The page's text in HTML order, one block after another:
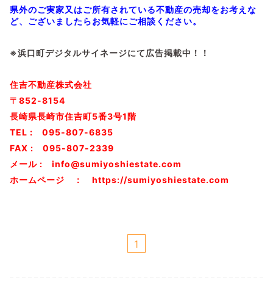
県外のご実家又はご所有されている不動産の売却をお考えな
ど、ございましたらお気軽にご相談ください。
※浜口町デジタルサイネージにて広告掲載中！！
住吉不動産株式会社
〒852-8154
長崎県長崎市住吉町5番3号1階
TEL : 095-807-6835
FAX : 095-807-2339
メール : info@sumiyoshiestate.com
ホームページ ： https://sumiyoshiestate.com
1